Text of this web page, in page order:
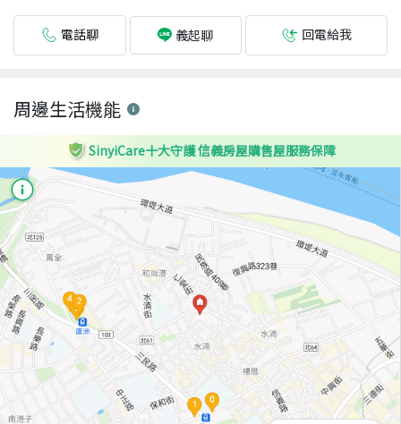
電話聊 義起聊 回電給我
周邊生活機能
SinyiCare十大守護 信義房屋購售屋服務保障